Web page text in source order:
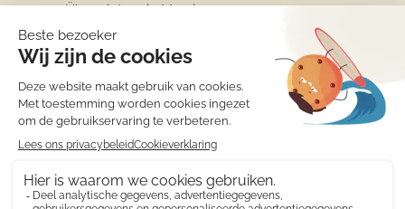
Überwintern in Moraira
Penthouse
Unterkünfte
Moraira
Moraira
Überwintern in Moraira